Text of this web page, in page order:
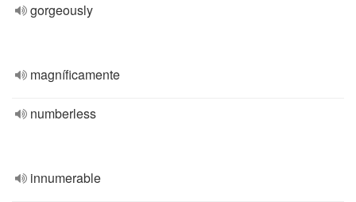
gorgeously
magníficamente
numberless
innumerable